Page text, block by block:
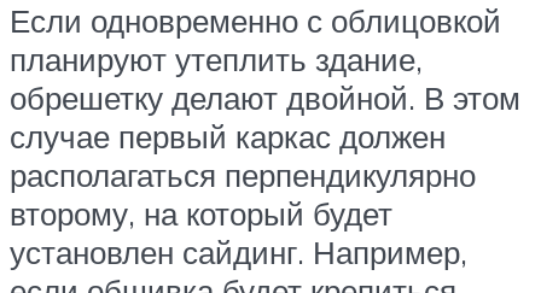
Если одновременно с облицовкой
планируют утеплить здание,
обрешетку делают двойной. В этом
случае первый каркас должен
располагаться перпендикулярно
второму, на который будет
установлен сайдинг. Например,